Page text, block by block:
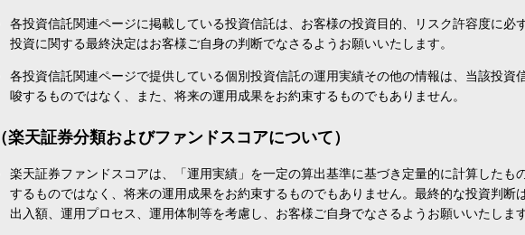
各投資信託関連ページに掲載している投資信託は、お客様の投資目的、リスク許容度に必
投資に関する最終決定はお客様ご自身の判断でなさるようお願いいたします。
各投資信託関連ページで提供している個別投資信託の運用実績その他の情報は、当該投資
唆するものではなく、また、将来の運用成果をお約束するものでもありません。
（楽天証券分類およびファンドスコアについて）
楽天証券ファンドスコアは、「運用実績」を一定の算出基準に基づき定量的に計算したも
するものではなく、将来の運用成果をお約束するものでもありません。最終的な投資判断
出入額、運用プロセス、運用体制等を考慮し、お客様ご自身でなさるようお願いいたします